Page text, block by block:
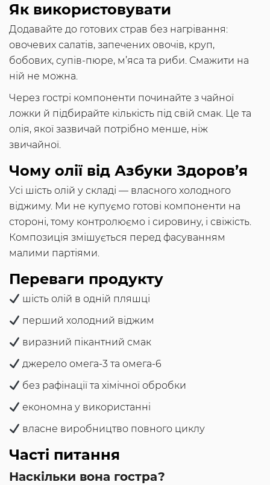
Як використовувати
Додавайте до готових страв без нагрівання:
овочевих салатів, запечених овочів, круп,
бобових, супів-пюре, м’яса та риби. Смажити на
ній не можна.
Через гострі компоненти починайте з чайної
ложки й підбирайте кількість під свій смак. Це та
олія, якої зазвичай потрібно менше, ніж
звичайної.
Чому олії від Азбуки Здоров’я
Усі шість олій у складі — власного холодного
віджиму. Ми не купуємо готові компоненти на
стороні, тому контролюємо і сировину, і свіжість.
Композиція змішується перед фасуванням
малими партіями.
Переваги продукту
шість олій в одній пляшці
перший холодний віджим
виразний пікантний смак
джерело омега-3 та омега-6
без рафінації та хімічної обробки
економна у використанні
власне виробництво повного циклу
Часті питання
Наскільки вона гостра?